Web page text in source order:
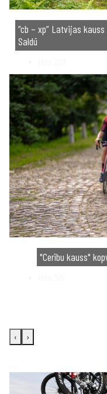
“cb – xp” Latvijas
Saldū
"Cerību kauss"
‹ ›